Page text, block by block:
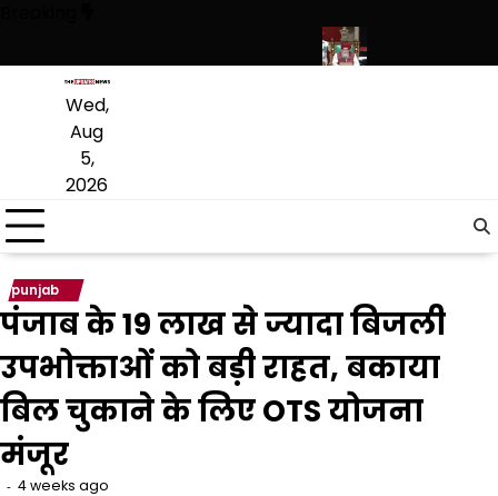
content
Wed,
Aug
5,
2026
punjab
पंजाब के 19 लाख से ज्यादा बिजली
उपभोक्ताओं को बड़ी राहत, बकाया
बिल चुकाने के लिए OTS योजना
मंजूर
4 weeks ago